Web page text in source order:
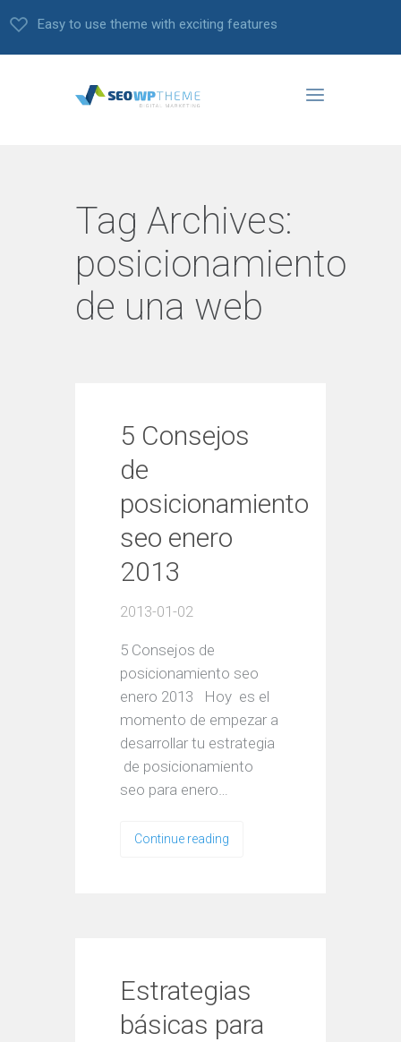
Easy to use theme with exciting features
Tag Archives:
posicionamiento
de una web
5 Consejos
de
posicionamiento
seo enero
2013
2013-01-02
5 Consejos de
posicionamiento seo
enero 2013 Hoy es el
momento de empezar a
desarrollar tu estrategia
de posicionamiento
seo para enero…
Continue reading
Estrategias
básicas para